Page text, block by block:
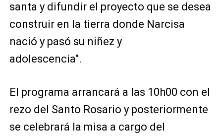
santa y difundir el proyecto que se desea
construir en la tierra donde Narcisa
nació y pasó su niñez y
adolescencia".
El programa arrancará a las 10h00 con el
rezo del Santo Rosario y posteriormente
se celebrará la misa a cargo del